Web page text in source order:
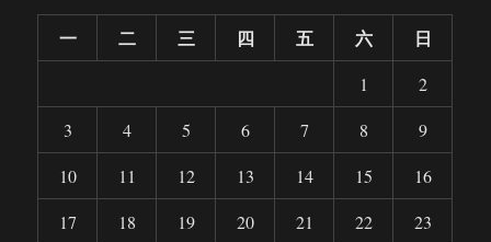
一 二 三 四 五 六 日
1
2
3
4 5 6 7 8
9
10
11 12 13 14 15
16
17
18 19 20 21 22
23